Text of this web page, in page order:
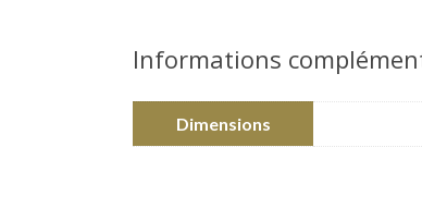
Informations
Dimensions